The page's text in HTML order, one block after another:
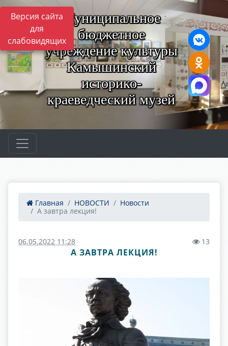
Версия сайта
для
слабовидящих
Муниципальное
бюджетное
учреждение культуры
Камышинский
историко-
краеведческий музей
Главная НОВОСТИ
Новости
А завтра лекция!
06.05.2022 11:28 13
А ЗАВТРА ЛЕКЦИЯ!